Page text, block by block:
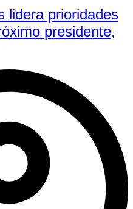
lidera prioridades
presidente,